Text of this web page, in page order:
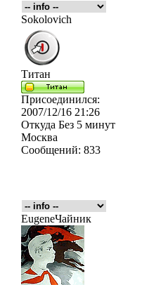
Sokolovich
Титан
Присоединился:
2007/12/16 21:26
Откуда Без 5 минут
Москва
Сообщений: 833
EugeneЧайник